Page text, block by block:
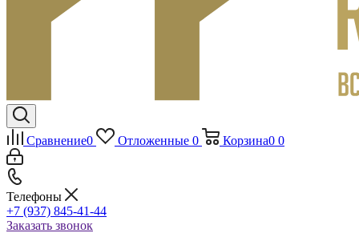
Сравнение0 Отложенные 0 Корзина0 0
Телефоны
+7 (937) 845-41-44
Заказать звонок